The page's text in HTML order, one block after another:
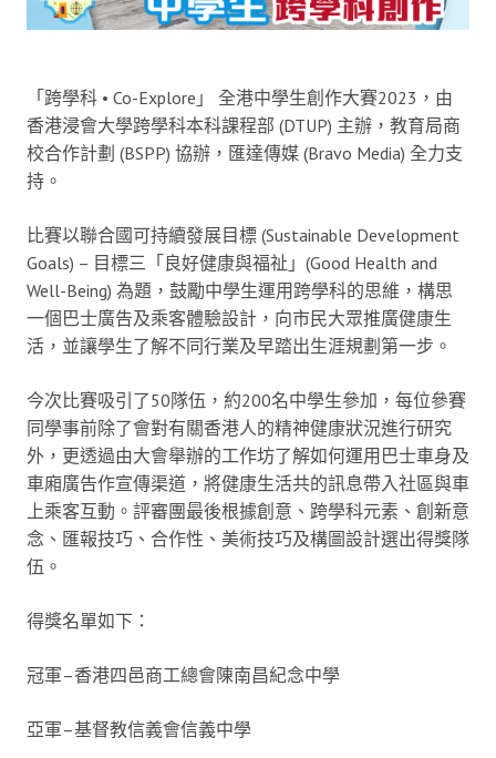
「跨學科 • Co-Explore」 全港中學生創作大賽2023，由
香港浸會大學跨學科本科課程部 (DTUP) 主辦，教育局商
校合作計劃 (BSPP) 協辦，匯達傳媒 (Bravo Media) 全力支
持。
比賽以聯合國可持續發展目標 (Sustainable Development
Goals) – 目標三「良好健康與福祉」(Good Health and
Well-Being) 為題，鼓勵中學生運用跨學科的思維，構思
一個巴士廣告及乘客體驗設計，向市民大眾推廣健康生
活，並讓學生了解不同行業及早踏出生涯規劃第一步。
今次比賽吸引了50隊伍，約200名中學生參加，每位參賽
同學事前除了會對有關香港人的精神健康狀況進行研究
外，更透過由大會舉辦的工作坊了解如何運用巴士車身及
車廂廣告作宣傳渠道，將健康生活共的訊息帶入社區與車
上乘客互動。評審團最後根據創意、跨學科元素、創新意
念、匯報技巧、合作性、美術技巧及構圖設計選出得獎隊
伍。
得獎名單如下：
冠軍–香港四邑商工總會陳南昌紀念中學
亞軍–基督教信義會信義中學